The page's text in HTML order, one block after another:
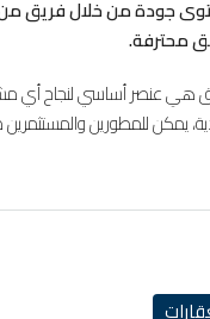
جودة من خلال فريق من
محترفة.
هي عنصر أساسي لنجاح أي
يمكن للمطورين